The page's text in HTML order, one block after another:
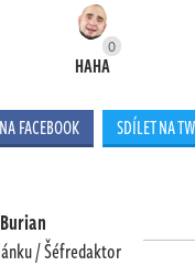
0
HAHA
FACEBOOK SDÍLET NA
/ Šéfredaktor